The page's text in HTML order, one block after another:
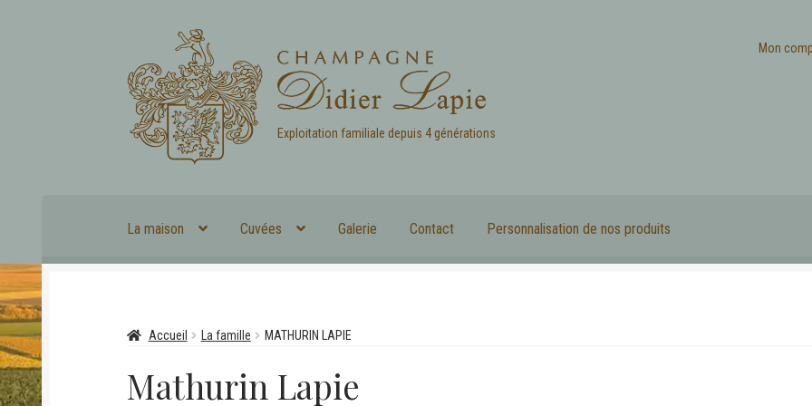
la
navigation
au
contenu
Exploitation familiale depuis 4 générations
Mon
La maison Cuvées Galerie Contact Personnalisation de nos produits
Accueil La famille MATHURIN LAPIE
Mathurin Lapie